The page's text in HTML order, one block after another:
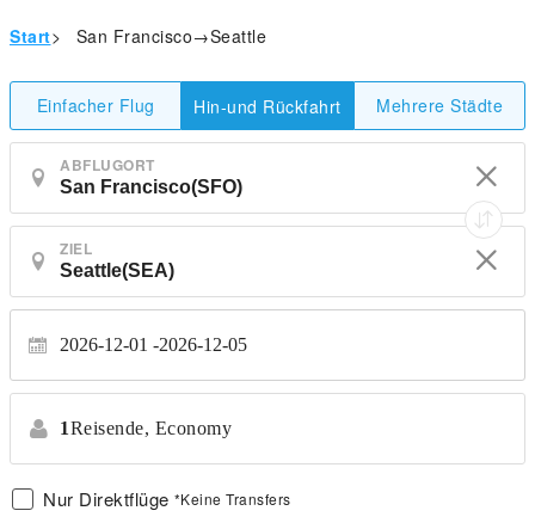
Start> San Francisco→Seattle
Einfacher Flug Hin-und Rückfahrt Mehrere Städte
ABFLUGORT
ZIEL
2026-12-01 2026-12-05
1Reisende, Economy
Nur Direktflüge *Keine Transfers